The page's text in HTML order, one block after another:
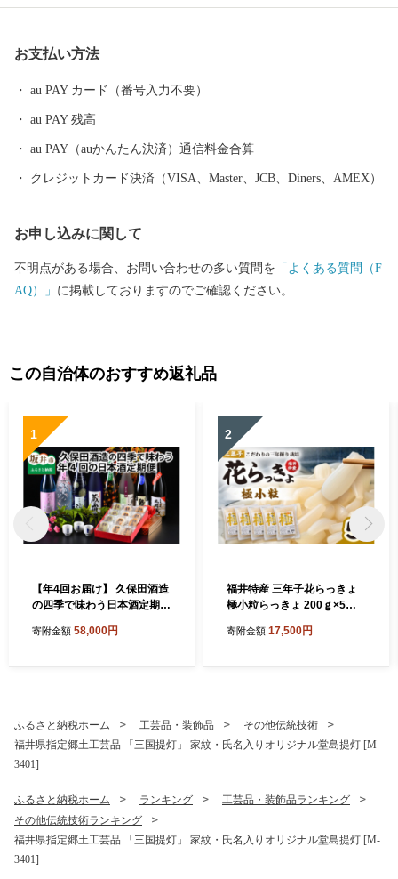
ふるさと”です！(同市丸岡町はコシヒカリ開発者 石墨博士の故郷
織による織マークは国内シェアの80％を占めております。 また、
景勝地「東尋坊」に代表される海岸線や現存十二天守として知ら
れる「丸岡城」などを有することでも有名です。 心から笑顔にな
ただいた個人情報は、坂井市が責任をもって管理し、関係法令で
定められた場合を除き、第三者に譲渡したり、提供したりするこ
とはございません。なお、お客様からいただいた個人情報は、商
せていただき、その手段として、電子メールの配信やパンフレッ
や、電子メールの配信又は資料の郵送停止等のご希望がございま
したら、ふるさと納税担当(furusato_tax@city.fukui-sakai.lg.jp)まで
ご連絡ください。
お支払い方法
au PAY カード（番号入力不要）
au PAY 残高
au PAY（auかんたん決済）通信料金合算
クレジットカード決済（VISA、Master、JCB、Diners、AMEX）
お申し込みに関して
不明点がある場合、お問い合わせの多い質問を 「よくある質問（F
AQ）」 に掲載しておりますのでご確認ください。
この自治体のおすすめ返礼品
1
【年4回お届け】 久保田酒造
の四季で味わう日本酒定期便
～ 定期便 純米吟醸 純米原酒
蔵保存 ギフト 贈り物 贈答 [E
-1302]
寄附金額 58,000円
2
福井特産 三年子花らっきょ
極小粒らっきょ 200ｇ×5袋
りの三年掘り栽培』 希少 漬
寄附金額 17,500円
ふるさと納税ホーム 工芸品・装飾品
その他伝統技術
福井県指定郷土工芸品 「三国提灯」 家紋・氏名入りオリジナル堂島提灯 [M-
3401]
ふるさと納税ホーム ランキング
工芸品・装飾品ランキング
その他伝統技術ランキング
福井県指定郷土工芸品 「三国提灯」 家紋・氏名入りオリジナル堂島提灯 [M-
3401]